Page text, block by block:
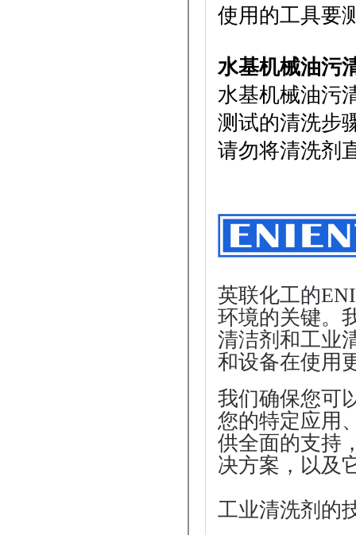
使用的工具要
水基机械油污
水基机械油污
测试的清洗步
请勿将清洗剂
英联化工的
环境的关键。
清洁剂和工业
和设备在使用
我们确保您可
您的特定应用
供全面的支持
决方案，以及
工业清洗剂的